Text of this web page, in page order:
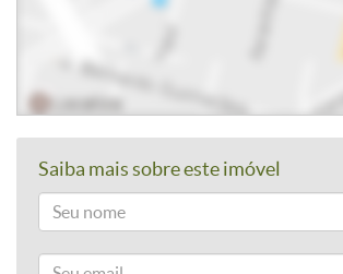
Saiba mais sobre este imóvel